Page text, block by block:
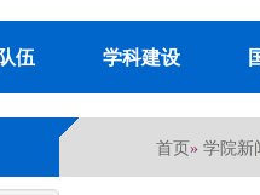
伍 学科建设
首页» 学院新